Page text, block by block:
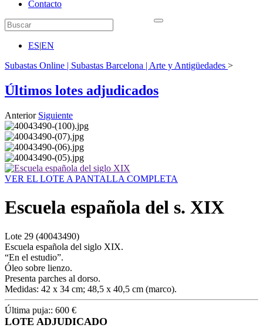
Contacto
ES|EN
Subastas Online | Subastas Barcelona | Arte y Antigüedades >
Últimos lotes adjudicados
Anterior Siguiente
VER EL LOTE A PANTALLA COMPLETA
Escuela española del s. XIX
Lote 29 (40043490)
Escuela española del siglo XIX.
“En el estudio”.
Óleo sobre lienzo.
Presenta parches al dorso.
Medidas: 42 x 34 cm; 48,5 x 40,5 cm (marco).
Última puja:: 600 €
LOTE ADJUDICADO